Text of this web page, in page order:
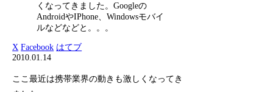
くなってきました。Googleの
AndroidやIPhone、Windowsモバイ
ルなどなどと。。。
X Facebook はてブ
2010.01.14
ここ最近は携帯業界の動きも激しくなってき